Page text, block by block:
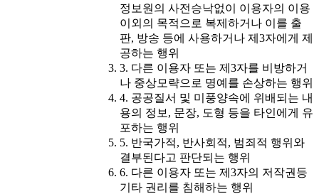
정보원의 사전승낙없이 이용자의 이용
이외의 목적으로 복제하거나 이를 출
판, 방송 등에 사용하거나 제3자에게 제
공하는 행위
3. 다른 이용자 또는 제3자를 비방하거
나 중상모략으로 명예를 손상하는 행위
4. 공공질서 및 미풍양속에 위배되는 내
용의 정보, 문장, 도형 등을 타인에게 유
포하는 행위
5. 반국가적, 반사회적, 범죄적 행위와
결부된다고 판단되는 행위
6. 다른 이용자 또는 제3자의 저작권등
기타 권리를 침해하는 행위